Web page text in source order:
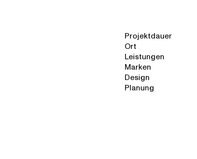
Projektdauer
Ort
Leistungen
Marken
Design
Planung